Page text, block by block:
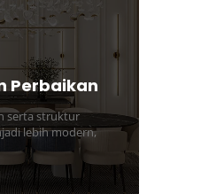
Perbaikan
serta struktur
lebih modern,